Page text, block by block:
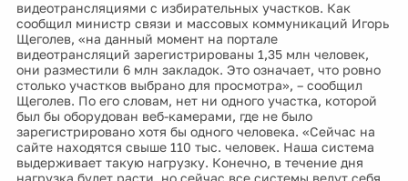
видеотрансляциями с избирательных участков. Как
сообщил министр связи и массовых коммуникаций Игорь
Щеголев, «на данный момент на портале
видеотрансляций зарегистрированы 1,35 млн человек,
они разместили 6 млн закладок. Это означает, что ровно
столько участков выбрано для просмотра», – сообщил
Щеголев. По его словам, нет ни одного участка, которой
был бы оборудован веб-камерами, где не было
зарегистрировано хотя бы одного человека. «Сейчас на
сайте находятся свыше 110 тыс. человек. Наша система
выдерживает такую нагрузку. Конечно, в течение дня